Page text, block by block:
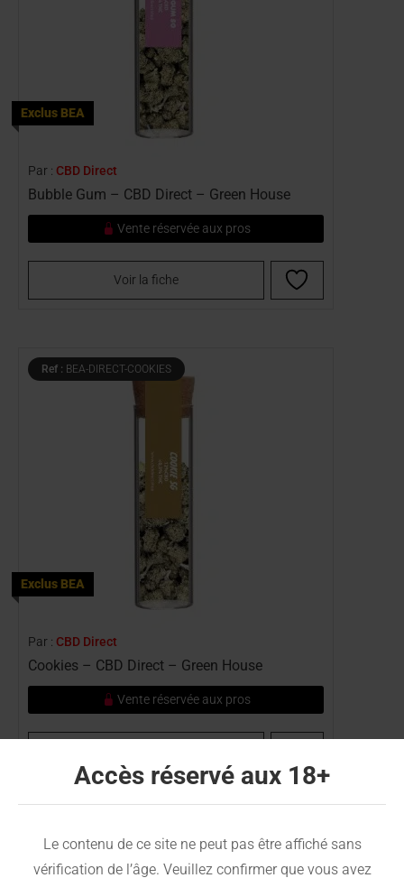
Exclus BEA
Par : CBD Direct
Bubble Gum – CBD Direct – Green House
Vente réservée aux pros
Voir la fiche
Ref : BEA-DIRECT-COOKIES
Exclus BEA
Par : CBD Direct
Cookies – CBD Direct – Green House
Vente réservée aux pros
Ref : BEA-DIRECT-HAWAIAN
Accès réservé aux 18+
Le contenu de ce site ne peut pas être affiché sans
vérification de l’âge. Veuillez confirmer que vous avez